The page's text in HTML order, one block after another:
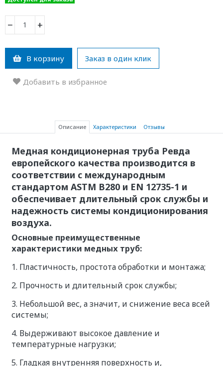
− +
В корзину Заказ в один клик
Добавить в избранное
Описание Характеристики Отзывы
Медная кондиционерная труба Ревда
европейского качества производится в
соответствии с международным
стандартом ASTM B280 и EN 12735-1 и
обеспечивает длительный срок службы и
надежность системы кондиционирования
воздуха.
Основные преимущественные
характеристики медных труб:
1. Пластичность, простота обработки и монтажа;
2. Прочность и длительный срок службы;
3. Небольшой вес, а значит, и снижение веса всей
системы;
4. Выдерживают высокое давление и
температурные нагрузки;
5. Гладкая внутренняя поверхность и,